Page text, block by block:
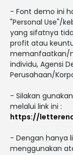
- Font demo ini
"Personal Use"/
yang sifatnya
profit atau
memanfaatkan/
individu, Agensi
Perusahaan/
- Silakan
melalui link ini :
https://
- Dengan hanya
menggunakan